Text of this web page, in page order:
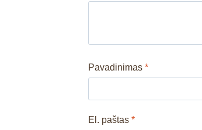
Pavadinimas*
El. paštas*